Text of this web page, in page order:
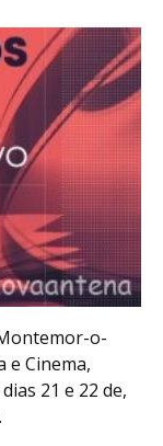
o-
e Cinema,
21 e 22 de,